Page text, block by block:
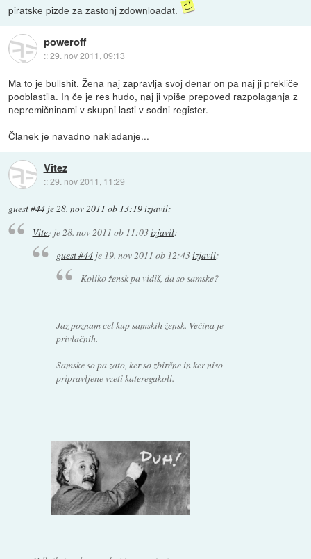
piratske pizde za zastonj zdownloadat.
poweroff
::29. nov 2011, 09:13
Ma to je bullshit. Žena naj zapravlja svoj denar on pa naj ji prekliče
pooblastila. In če je res hudo, naj ji vpiše prepoved razpolaganja z
nepremičninami v skupni lasti v sodni register.
Članek je navadno nakladanje...
Vitez
::29. nov 2011, 11:29
guest #44 je28. nov 2011 ob 13:19izjavil:
Vitezje28. nov 2011 ob 11:03izjavil:
guest #44 je 19. nov 2011 ob 12:43izjavil:
Koliko žensk pa vidiš, da so samske?
Jaz poznam cel kup samskih žensk. Večina je
privlačnih.
Samske so pa zato, ker so zbirčne in ker niso
pripravljene vzeti kateregakoli.